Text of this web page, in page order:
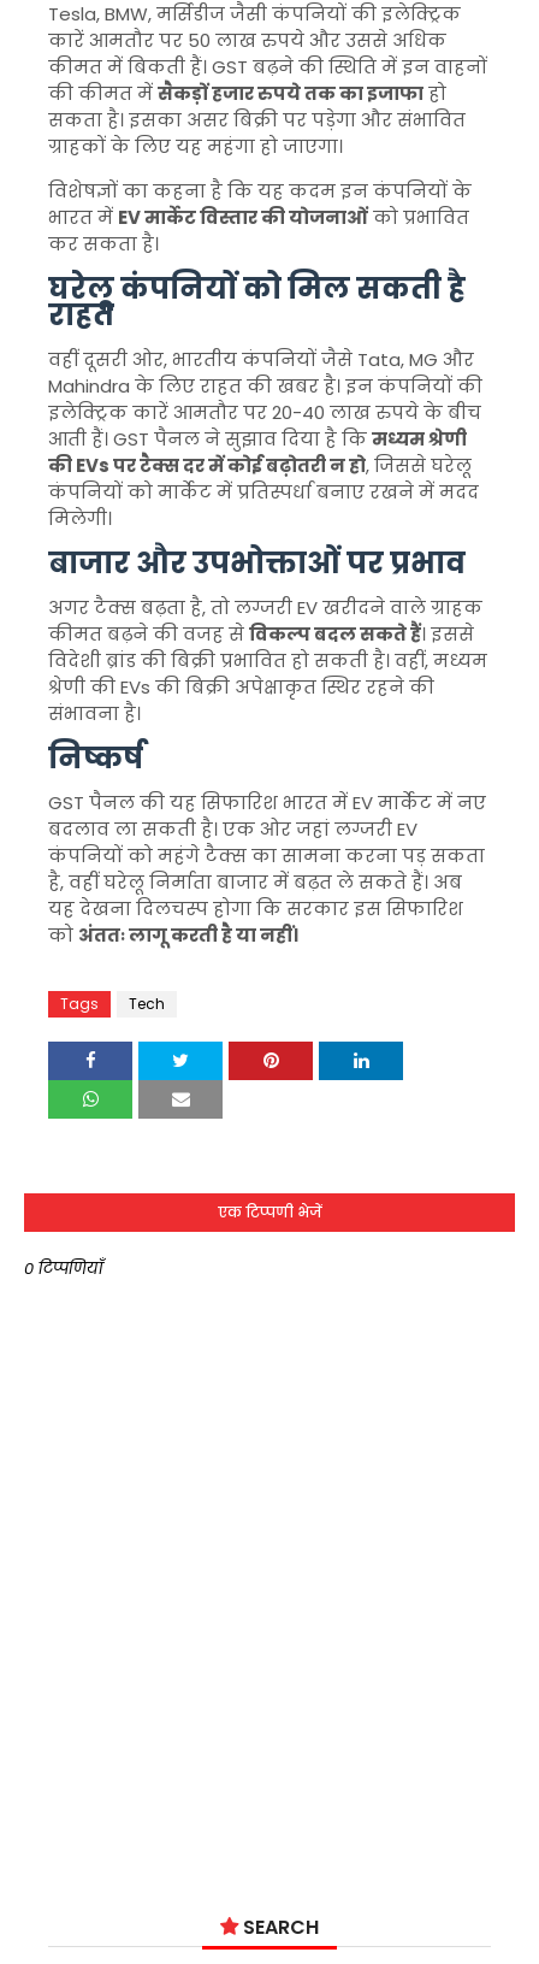
Tesla, BMW, मर्सिडीज जैसी कंपनियों की इलेक्ट्रिक
कारें आमतौर पर 50 लाख रुपये और उससे अधिक
कीमत में बिकती हैं। GST बढ़ने की स्थिति में इन वाहनों
की कीमत मेंसैकड़ों हजार रुपये तक का इजाफाहो
सकता है। इसका असर बिक्री पर पड़ेगा और संभावित
ग्राहकों के लिए यह महंगा हो जाएगा।
विशेषज्ञों का कहना है कि यह कदम इन कंपनियों के
भारत में EV मार्केट विस्तार की योजनाओंको प्रभावित
कर सकता है।
घरेलू कंपनियों को मिल सकती है
राहत
वहीं दूसरी ओर, भारतीय कंपनियों जैसे Tata, MG और
Mahindra के लिए राहत की खबर है। इन कंपनियों की
इलेक्ट्रिक कारें आमतौर पर 20-40 लाख रुपये के बीच
आती हैं। GST पैनल ने सुझाव दिया है किमध्यम श्रेणी
की EVs पर टैक्स दर में कोई बढ़ोतरी न हो, जिससे घरेलू
कंपनियों को मार्केट में प्रतिस्पर्धा बनाए रखने में मदद
मिलेगी।
बाजार और उपभोक्ताओं पर प्रभाव
अगर टैक्स बढ़ता है, तो लग्जरी EV खरीदने वाले ग्राहक
कीमत बढ़ने की वजह सेविकल्प बदल सकते हैं। इससे
विदेशी ब्रांड की बिक्री प्रभावित हो सकती है। वहीं, मध्यम
श्रेणी की EVs की बिक्री अपेक्षाकृत स्थिर रहने की
संभावना है।
निष्कर्ष
GST पैनल की यह सिफारिश भारत में EV मार्केट में नए
बदलाव ला सकती है। एक ओर जहां लग्जरी EV
कंपनियों को महंगे टैक्स का सामना करना पड़ सकता
है, वहीं घरेलू निर्माता बाजार में बढ़त ले सकते हैं। अब
यह देखना दिलचस्प होगा कि सरकार इस सिफारिश
को अंततः लागू करती है या नहीं।
Tags Tech
एक टिप्पणी भेजें
0 टिप्पणियाँ
SEARCH